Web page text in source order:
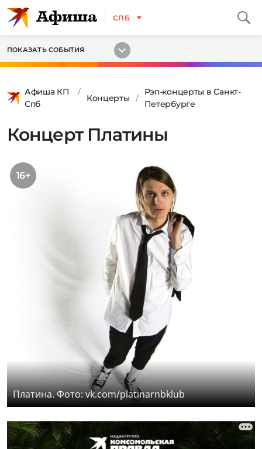
СПБ
ПОКАЗАТЬ СОБЫТИЯ
Афиша КП
Спб
Концерты
Рэп-концерты в Санкт-
Петербурге
Концерт Платины
16+
Платина. Фото: vk.com/platinarnbklub